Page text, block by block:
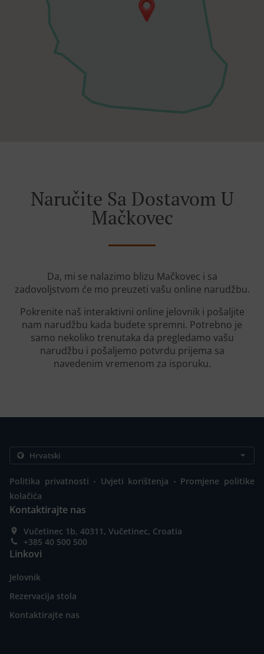
Naručite Sa Dostavom U
Mačkovec
Da, mi se nalazimo blizu Mačkovec i sa
zadovoljstvom će mo preuzeti vašu online narudžbu.
Pokrenite naš interaktivni online jelovnik i pošaljite
nam narudžbu kada budete spremni. Potrebno je
samo nekoliko trenutaka da pregledamo vašu
narudžbu i pošaljemo potvrdu prijema sa
navedenim vremenom za isporuku.
Politika privatnosti . Uvjeti korištenja . Promjene politike
kolačića
Kontaktirajte nas
Vučetinec 1b, 40311, Vučetinec, Croatia
+385 40 500 500
Linkovi
Jelovnik
Rezervacija stola
Kontaktirajte nas